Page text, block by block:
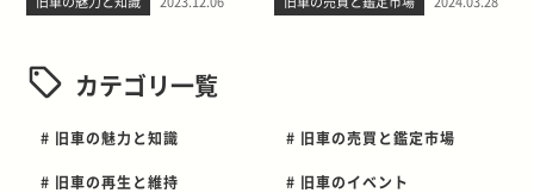
カテゴリ一覧
# 旧車の魅力と知識 # 旧車の売買と鑑定市場
# 旧車の再生と維持 # 旧車のイベント